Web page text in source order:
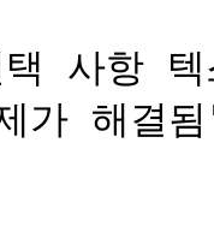
사항 텍
가 해결